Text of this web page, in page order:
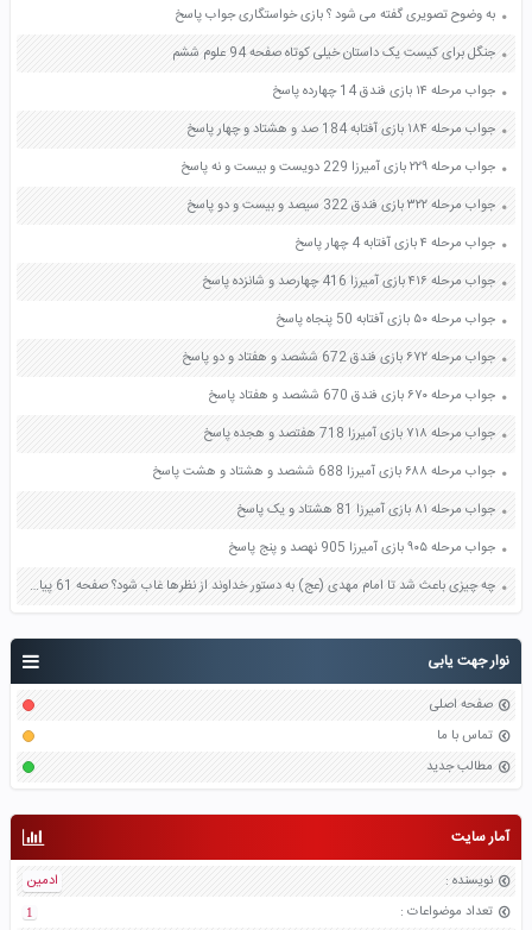
نوار جهت یابی
صفحه اصلی
تماس با ما
مطالب جدید
آمار سایت
نویسنده :
ادمین
تعداد موضواعات :
1
به وضوح تصویری گفته می شود ؟ بازی خواستگاری جواب پاسخ
جنگل برای کیست یک داستان خیلی کوتاه صفحه 94 علوم ششم
جواب مرحله ۱۴ بازی فندق 14 چهارده پاسخ
جواب مرحله ۱۸۴ بازی آفتابه 184 صد و هشتاد و چهار پاسخ
جواب مرحله ۲۲۹ بازی آمیرزا 229 دویست و بیست و نه پاسخ
جواب مرحله ۳۲۲ بازی فندق 322 سیصد و بیست و دو پاسخ
جواب مرحله ۴ بازی آفتابه 4 چهار پاسخ
جواب مرحله ۴۱۶ بازی آمیرزا 416 چهارصد و شانزده پاسخ
جواب مرحله ۵۰ بازی آفتابه 50 پنجاه پاسخ
جواب مرحله ۶۷۲ بازی فندق 672 ششصد و هفتاد و دو پاسخ
جواب مرحله ۶۷۰ بازی فندق 670 ششصد و هفتاد پاسخ
جواب مرحله ۷۱۸ بازی آمیرزا 718 هفتصد و هجده پاسخ
جواب مرحله ۶۸۸ بازی آمیرزا 688 ششصد و هشتاد و هشت پاسخ
جواب مرحله ۸۱ بازی آمیرزا 81 هشتاد و یک پاسخ
جواب مرحله ۹۰۵ بازی آمیرزا 905 نهصد و پنج پاسخ
چه چیزی باعث شد تا امام مهدی (عج) به دستور خداوند از نظرها غاب شود؟ صفحه 61 پیام های آسمان نهم